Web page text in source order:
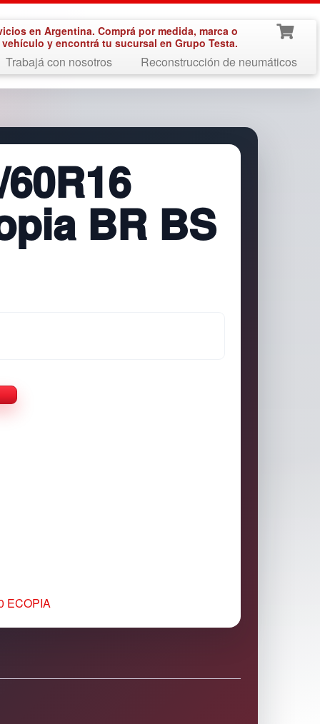
en Argentina. Comprá por medida, marca o
vehículo y encontrá tu sucursal en Grupo Testa.
Trabajá con nosotros Reconstrucción de neumáticos
BR BS
ECOPIA